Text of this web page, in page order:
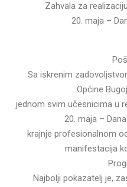
Zahvala za
20. maja –
Sa iskrenim
Općine
jednom svim učesnicima u
20. maja –
krajnje profesionalnom
manifestacija
Najbolji pokazatelj je,